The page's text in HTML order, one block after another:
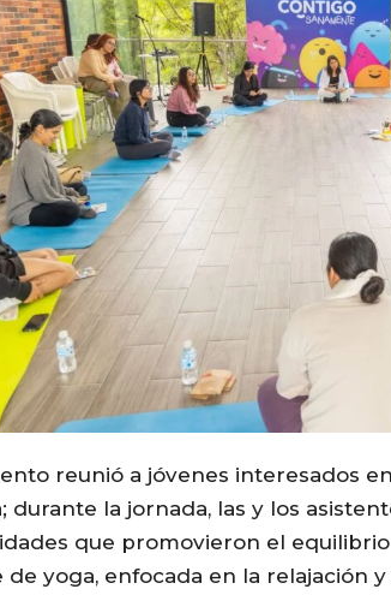
reunió a jóvenes interesados
durante la jornada, las y los
que promovieron el
de yoga, enfocada en la relajación